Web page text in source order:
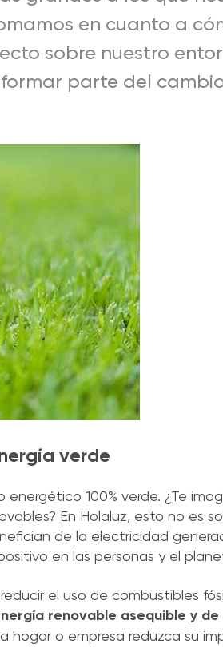
en cuanto a
sobre nuestro
parte del
verde
energético 100% verde. ¿Te
En Holaluz, esto no es
de la electricidad
en las personas y el
el uso de combustibles
renovable asequible y
hogar o empresa reduzca su